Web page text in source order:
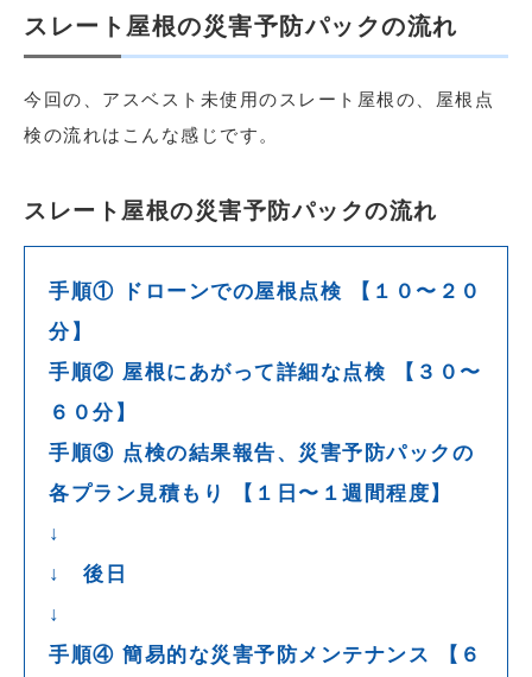
スレート屋根の災害予防パックの流れ
今回の、アスベスト未使用のスレート屋根の、屋根点
検の流れはこんな感じです。
スレート屋根の災害予防パックの流れ
手順① ドローンでの屋根点検 【１０〜２０
分】
手順② 屋根にあがって詳細な点検 【３０〜
６０分】
手順③ 点検の結果報告、災害予防パックの
各プラン見積もり 【１日〜１週間程度】
↓
↓ 後日
↓
手順④ 簡易的な災害予防メンテナンス 【６